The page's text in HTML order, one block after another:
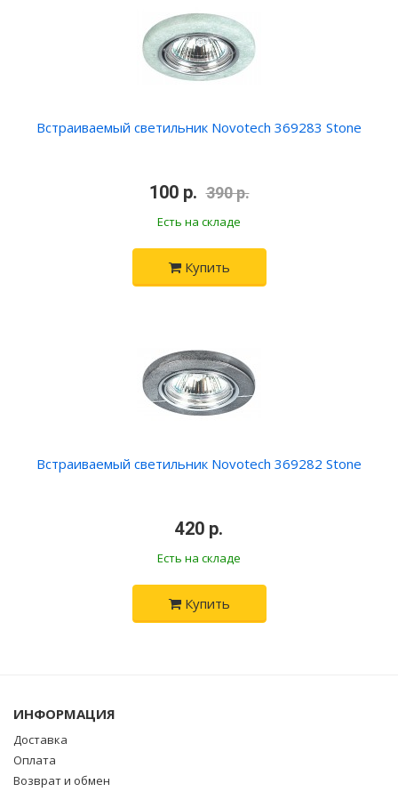
Встраиваемый светильник Novotech 369283 Stone
100 р. 390 р.
Есть на складе
Купить
Встраиваемый светильник Novotech 369282 Stone
420 р.
Есть на складе
Купить
ИНФОРМАЦИЯ
Доставка
Оплата
Возврат и обмен